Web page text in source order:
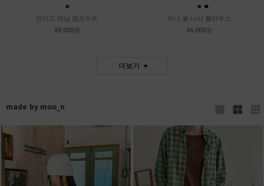
●
인디고 데님 점프수트
59,000원
● ●
미니 꽃 나시 블라우스
36,000원
더보기
made by moo_n